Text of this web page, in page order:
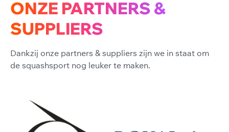
ONZE PARTNERS &
SUPPLIERS
Dankzij onze partners & suppliers zijn we in staat om
de squashsport nog leuker te maken.